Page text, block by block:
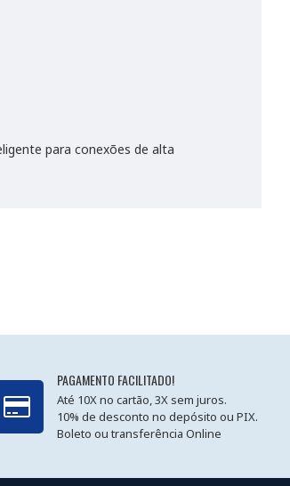
para conexões de alta
PAGAMENTO FACILITADO!
Até 10X no cartão, 3X sem juros.
10% de desconto no depósito ou PIX.
Boleto ou transferência Online